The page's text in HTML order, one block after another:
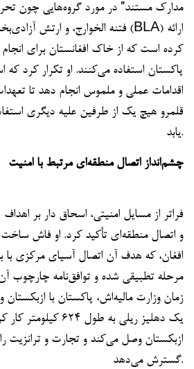
مدارک مستند” در مورد گروه‌هایی چون
کرده است که از خاک افغانستان برای
پاکستان استفاده می‌کنند. او تکرار کرد که
اقدامات عملی و ملموس انجام دهد تا
قلمرو هیچ یک از طرفین علیه دیگری
یابد.
چشم‌انداز اتصال منطقه‌ای مرتبط با امنیت
فراتر از مسایل امنیتی، اسحاق دار بر
و اتصال منطقه‌ای تأکید کرد. او فاش
افغان، که هدف آن اتصال آسیای مرکزی با
مرحله تطبیقی شده و توافق‌نامه چارچوب
زمان وزارت مالیه‌اش، پاکستان با
یک دهلیز ریلی به طول
ازبکستان وصل می‌کند و تجارت و ترانزیت
گسترش می‌دهد.